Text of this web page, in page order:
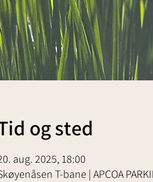
og sted
aug. 2025, 18:00
T-bane | APCOA